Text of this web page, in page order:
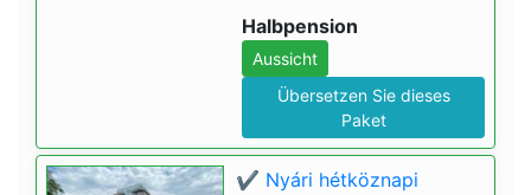
Halbpension
Aussicht
Übersetzen Sie dieses
Paket
✔️ Nyári hétköznapi